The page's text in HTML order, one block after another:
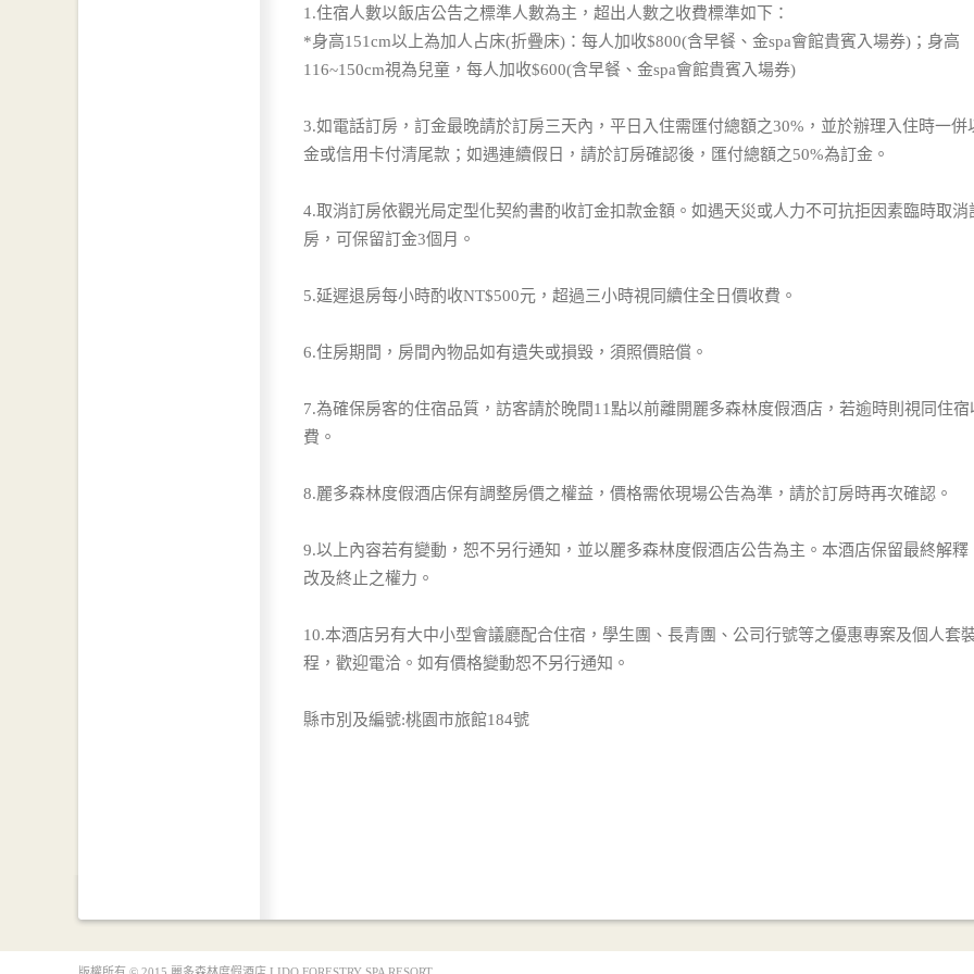
1.住宿人數以飯店公告之標準人數為主，超出人數之收費標準如下：
*身高151cm以上為加人占床(折疊床)：每人加收$800(含早餐、金spa會館貴賓入場券)；身高
116~150cm視為兒童，每人加收$600(含早餐、金spa會館貴賓入場券)
3.如電話訂房，訂金最晚請於訂房三天內，平日入住需匯付總額之30%，並於辦理入住時一併
金或信用卡付清尾款；如遇連續假日，請於訂房確認後，匯付總額之50%為訂金。
4.取消訂房依觀光局定型化契約書酌收訂金扣款金額。如遇天災或人力不可抗拒因素臨時取消
房，可保留訂金3個月。
5.延遲退房每小時酌收NT$500元，超過三小時視同續住全日價收費。
6.住房期間，房間內物品如有遺失或損毀，須照價賠償。
7.為確保房客的住宿品質，訪客請於晚間11點以前離開麗多森林度假酒店，若逾時則視同住宿
費。
8.麗多森林度假酒店保有調整房價之權益，價格需依現場公告為準，請於訂房時再次確認。
9.以上內容若有變動，恕不另行通知，並以麗多森林度假酒店公告為主。本酒店保留最終解釋
改及終止之權力。
10.本酒店另有大中小型會議廳配合住宿，學生團、長青團、公司行號等之優惠專案及個人套
程，歡迎電洽。如有價格變動恕不另行通知。
縣市別及編號:桃園市旅館184號